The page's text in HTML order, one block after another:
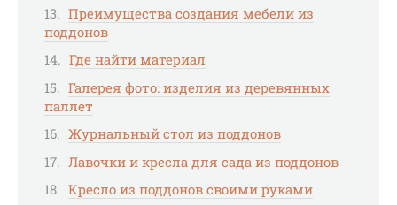
Преимущества создания мебели из
поддонов
Где найти материал
Галерея фото: изделия из деревянных
паллет
Журнальный стол из поддонов
Лавочки и кресла для сада из поддонов
Кресло из поддонов своими руками